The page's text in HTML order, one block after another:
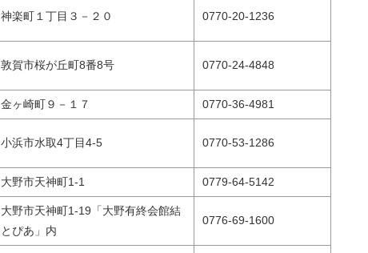
神楽町１丁目３－２０ 0770-20-1236
敦賀市桜が丘町8番8号 0770-24-4848
金ヶ崎町９－１７ 0770-36-4981
小浜市水取4丁目4-5 0770-53-1286
大野市天神町1-1 0779-64-5142
大野市天神町1-19「大野有終会館結
とぴあ」内
0776-69-1600